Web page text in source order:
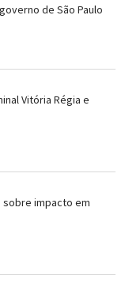
de São Paulo
Vitória Régia e
sobre impacto em